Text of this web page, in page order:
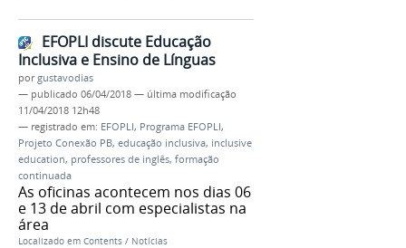
EFOPLI discute Educação
Inclusiva e Ensino de Línguas
porgustavodias
— publicado 06/04/2018 — última modificação
11/04/2018 12h48
— registrado em: EFOPLI, Programa EFOPLI,
Projeto Conexão PB, educação inclusiva, inclusive
education, professores de inglês, formação
continuada
As oficinas acontecem nos dias 06
e 13 de abril com especialistas na
área
Localizado em Contents / Notícias